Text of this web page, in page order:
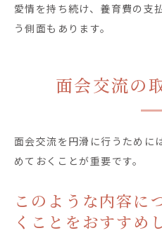
愛情を持ち続け、養育費の支
う側面もあります。
面会交流の
面会交流を円滑に行うために
めておくことが重要です。
このような内容に
くことをおすすめ